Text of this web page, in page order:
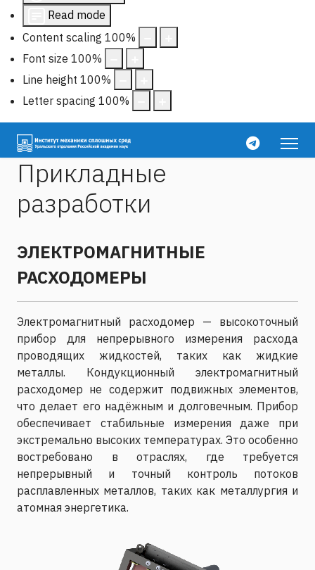
Read mode
Content scaling 100%
Font size 100%
Line height 100%
Letter spacing 100%
Прикладные
разработки
ЭЛЕКТРОМАГНИТНЫЕ
РАСХОДОМЕРЫ
Электромагнитный расходомер — высокоточный
прибор для непрерывного измерения расхода
проводящих жидкостей, таких как жидкие
металлы. Кондукционный электромагнитный
расходомер не содержит подвижных элементов,
что делает его надёжным и долговечным. Прибор
обеспечивает стабильные измерения даже при
экстремально высоких температурах. Это особенно
востребовано в отраслях, где требуется
непрерывный и точный контроль потоков
расплавленных металлов, таких как металлургия и
атомная энергетика.